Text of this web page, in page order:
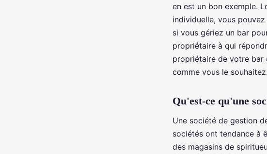
en est un bon exemple.
individuelle, vous
si vous gériez un bar
propriétaire à qui
propriétaire de votre bar
comme vous le souhaitez.
Qu'est-ce qu'une
Une société de gestion
sociétés ont tendance à
des magasins de